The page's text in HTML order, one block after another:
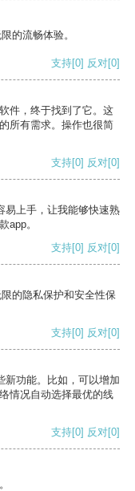
的流畅体验。
支持[0] 反对[0]
件，终于找到了它。这
所有需求。操作也很简
支持[0] 反对[0]
易上手，让我能够快速熟
app。
支持[0] 反对[0]
的隐私保护和安全性保
支持[0] 反对[0]
新功能。比如，可以增加
情况自动选择最优的线
支持[0] 反对[0]